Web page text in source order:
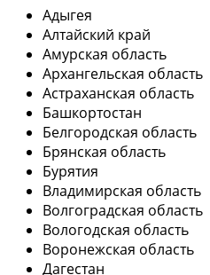
Адыгея
Алтайский край
Амурская область
Архангельская область
Астраханская область
Башкортостан
Белгородская область
Брянская область
Бурятия
Владимирская область
Волгоградская область
Вологодская область
Воронежская область
Дагестан